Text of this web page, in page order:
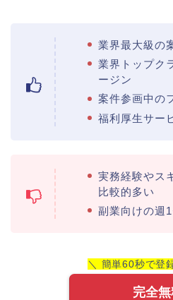
業界最大級の
業界トップク
ージン
案件参画中の
福利厚生サー
実務経験やス
比較的多い
副業向けの週
＼ 簡単60秒で登
完全